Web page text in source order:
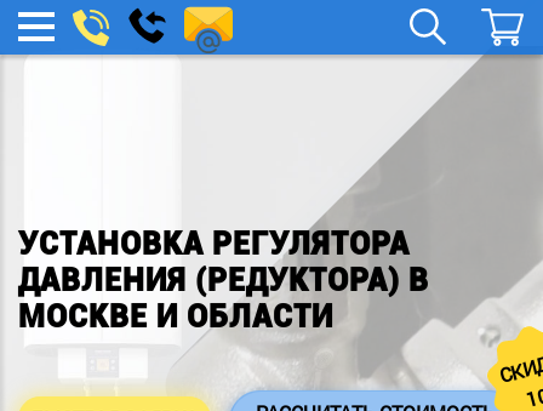
МЕНЮ
boylera@yandex.ru
Заказать
звонок
УСТАНОВКА РЕГУЛЯТОРА
ДАВЛЕНИЯ (РЕДУКТОРА) В
МОСКВЕ И ОБЛАСТИ